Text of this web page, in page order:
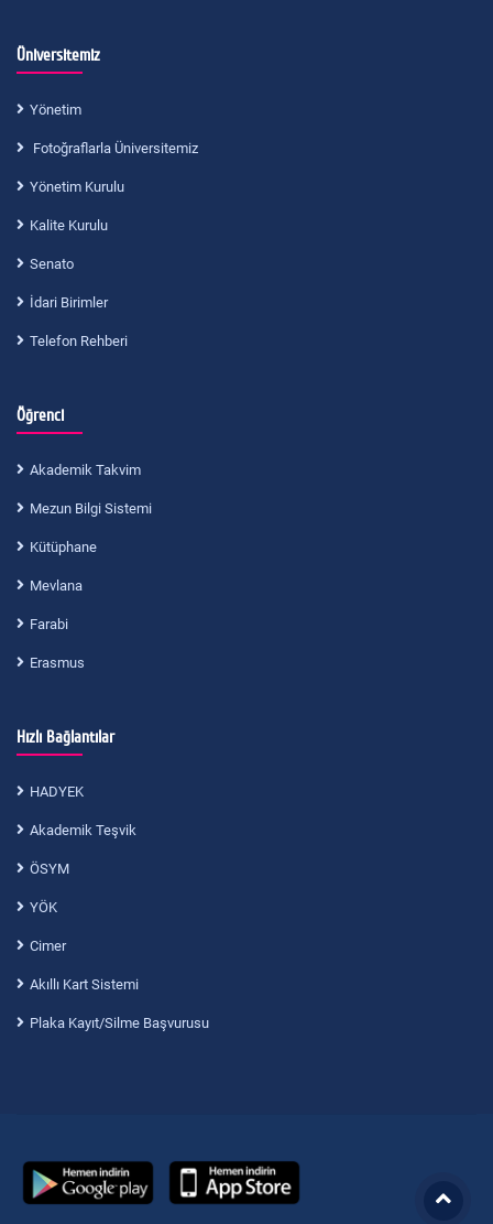
Üniversitemiz
Yönetim
Fotoğraflarla Üniversitemiz
Yönetim Kurulu
Kalite Kurulu
Senato
İdari Birimler
Telefon Rehberi
Öğrenci
Akademik Takvim
Mezun Bilgi Sistemi
Kütüphane
Mevlana
Farabi
Erasmus
Hızlı Bağlantılar
HADYEK
Akademik Teşvik
ÖSYM
YÖK
Cimer
Akıllı Kart Sistemi
Plaka Kayıt/Silme Başvurusu